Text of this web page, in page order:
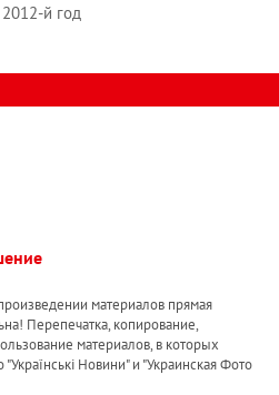
й год
материалов прямая
Перепечатка, копирование,
материалов, в которых
Новини" и "Украинская Фото